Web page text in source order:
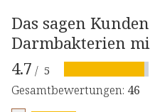
Das sagen
Darmbakterien
4.7 / 5
Gesamtbewertungen: 46